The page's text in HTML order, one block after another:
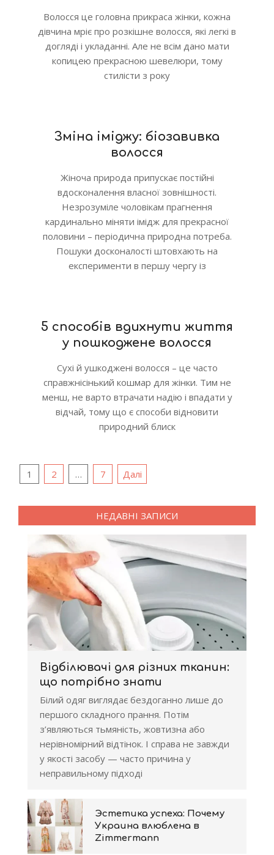
Волосся це головна прикраса жінки, кожна
дівчина мріє про розкішне волосся, які легкі в
догляді і укладанні. Але не всім дано мати
копицею прекрасною шевелюри, тому
стилісти з року
Зміна іміджу: біозавивка
волосся
Жіноча природа припускає постійні
вдосконалення власної зовнішності.
Незрозуміле чоловікам прагнення
кардинально міняти імідж для прекрасної
половини – періодична природна потреба.
Пошуки досконалості штовхають на
експерименти в першу чергу із
5 способів вдихнути життя
у пошкоджене волосся
Сухі й ушкоджені волосся – це часто
справжнісінький кошмар для жінки. Тим не
менш, не варто втрачати надію і впадати у
відчай, тому що є способи відновити
природний блиск
Пагінація
1 2 … 7 Далі
НЕДАВНІ ЗАПИСИ
Відбілювачі для різних тканин:
що потрібно знати
Білий одяг виглядає бездоганно лише до
першого складного прання. Потім
з’являються тьмяність, жовтизна або
нерівномірний відтінок. І справа не завжди
у якості засобу — часто причина у
неправильному підході
Эстетика успеха: Почему
Украина влюблена в
Zimmermann